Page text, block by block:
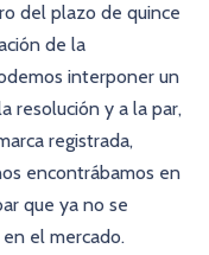
del plazo de quince
de la
interponer un
resolución y a la par,
registrada,
encontrábamos en
que ya no se
el mercado.